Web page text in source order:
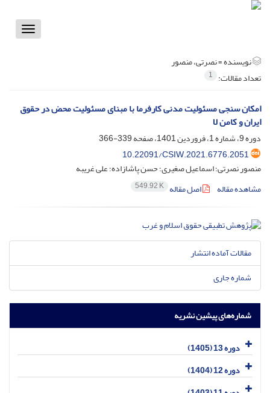
Toggle
نویسنده =نصرتی، منصور
تعداد مقالات: 1
امکان سنجی مسئولیت مدنی کارفرما با مبنای مسئولیت محض در حقوق
ایران و کامن لا
دوره 9، شماره 1، فروردین 1401، صفحه
339-366
10.22091/CSIW.2021.6776.2051
منصور نصرتی؛ اسماعیل صغیری؛ حسن پاشازاده؛ علی غریبه
مشاهده مقاله
اصل مقاله 549.92 K
مقالات آماده انتشار
شماره جاری
شماره‌های پیشین نشریه
دوره 13 (1405)
دوره 12 (1404)